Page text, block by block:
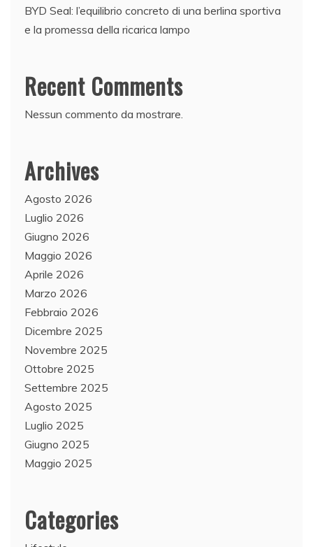
BYD Seal: l’equilibrio concreto di una berlina sportiva
e la promessa della ricarica lampo
Recent Comments
Nessun commento da mostrare.
Archives
Agosto 2026
Luglio 2026
Giugno 2026
Maggio 2026
Aprile 2026
Marzo 2026
Febbraio 2026
Dicembre 2025
Novembre 2025
Ottobre 2025
Settembre 2025
Agosto 2025
Luglio 2025
Giugno 2025
Maggio 2025
Categories